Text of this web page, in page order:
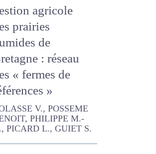
et la
agricole
prairies
de
: réseau
« fermes de
V., POSSEME
PHILIPPE M.-H.,